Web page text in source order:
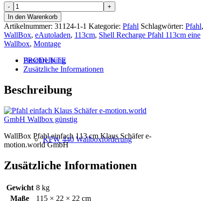
PRODUKTE
KFW 440 Wallboxförderung
ShellRecharge
NewMotion
Pfahl
113cm
für
1
WallBox
Menge
In den Warenkorb
Artikelnummer: 31124-1-1 Kategorie: Pfahl Schlagwörter: Pfahl,
WallBox, eAutoladen, 113cm, Shell Recharge Pfahl 113cm eine
Wallbox, Montage
Beschreibung
Zusätzliche Informationen
Beschreibung
WallBox Pfahl einfach 113 cm Klaus Schäfer e-
motion.world GmbH
Zusätzliche Informationen
Gewicht 8 kg
Maße
115 × 22 × 22 cm